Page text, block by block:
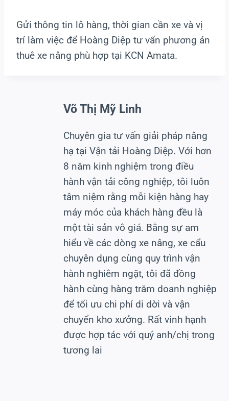
Gửi thông tin lô hàng, thời gian cần xe và vị
trí làm việc để Hoàng Diệp tư vấn phương án
thuê xe nâng phù hợp tại KCN Amata.
Võ Thị Mỹ Linh
Chuyên gia tư vấn giải pháp nâng
hạ tại Vận tải Hoàng Diệp. Với hơn
8 năm kinh nghiệm trong điều
hành vận tải công nghiệp, tôi luôn
tâm niệm rằng mỗi kiện hàng hay
máy móc của khách hàng đều là
một tài sản vô giá. Bằng sự am
hiểu về các dòng xe nâng, xe cẩu
chuyên dụng cùng quy trình vận
hành nghiêm ngặt, tôi đã đồng
hành cùng hàng trăm doanh nghiệp
để tối ưu chi phí di dời và vận
chuyển kho xưởng. Rất vinh hạnh
được hợp tác với quý anh/chị trong
tương lai